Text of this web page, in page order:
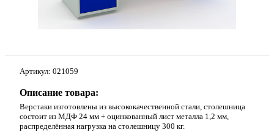
Артикул: 021059
Описание товара:
Верстаки изготовлены из высококачественной стали, столешница
состоит из МДФ 24 мм + оцинкованный лист металла 1,2 мм,
распределённая нагрузка на столешницу 300 кг.